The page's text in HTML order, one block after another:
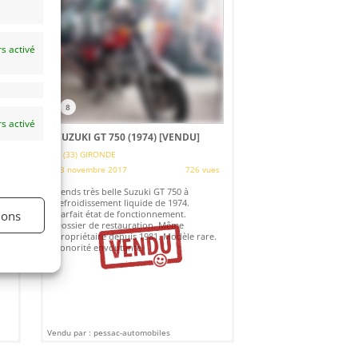
activé
activé
8
SUZUKI GT 750 (1974)[VENDU]
(33) GIRONDE
13 novembre 2017
726 vues
Vends très belle Suzuki GT 750 à
refroidissement liquide de 1974.
Parfait état de fonctionnement.
Dossier de restauration. Même
propriétaire depuis 1981. Modèle rare.
Sonorité envoutante.
Vendu par : pessac-automobiles